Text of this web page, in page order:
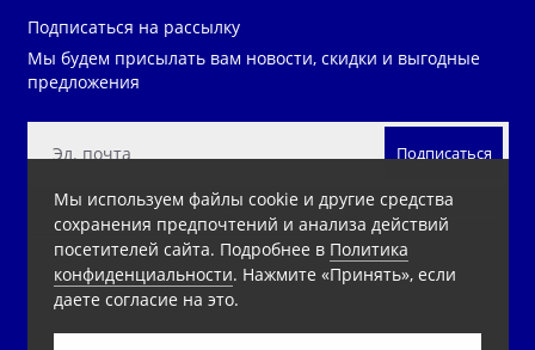
Мы используем файлы cookie и другие средства
сохранения предпочтений и анализа действий
посетителей сайта. Подробнее в Политика
конфиденциальности. Нажмите «Принять», если
даете согласие на это.
Подписаться на рассылку
Мы будем присылать вам новости, скидки и выгодные
предложения
Подписаться
Нажимая на кнопку «Подписаться», Вы даетесогласие на
обработку персональных данных.